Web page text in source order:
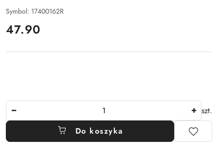
Symbol: 17400162R
cena:
47.90
szt.
Do koszyka